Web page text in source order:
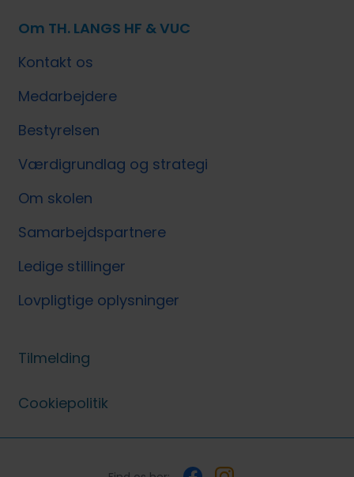
Om TH. LANGS HF & VUC
Kontakt os
Medarbejdere
Bestyrelsen
Værdigrundlag og strategi
Om skolen
Samarbejdspartnere
Ledige stillinger
Lovpligtige oplysninger
Tilmelding
Cookiepolitik